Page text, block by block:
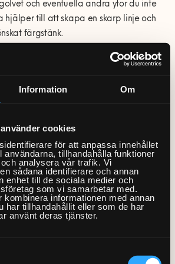
Information Om
cookies
för att anpassa innehållet
användarna, tillhandahålla funktioner
analysera vår trafik. Vi
sådana identifierare och annan
enhet till de sociala medier och
som vi samarbetar med.
kombinera informationen med annan
har tillhandahållit eller som de har
använt deras tjänster.
och eventuella andra ytor du inte
hjälper till att skapa en skarp linje och
färgstänk.
golvet under och runt elementet. Detta
Boka en Fixare »
målning
och detaljer, medan en roller kan